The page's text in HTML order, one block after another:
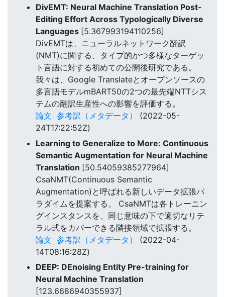
DivEMT: Neural Machine Translation Post-
Editing Effort Across Typologically Diverse
Languages [5.367993194110256]
DivEMTは、ニューラルネットワーク翻訳
(NMT)に関する、タイプ的かつ多様なターゲッ
ト言語に対する初めての公開後研究である。
我々は、Google Translateとオープンソースの
多言語モデルmBART50の2つの最先端NTTシス
テムの翻訳生産性への影響を評価する。
論文 参考訳（メタデータ）
(2022-05-
24T17:22:52Z)
Learning to Generalize to More: Continuous
Semantic Augmentation for Neural Machine
Translation [50.54059385277964]
CsaNMT(Continuous Semantic
Augmentation)と呼ばれる新しいデータ拡張パ
ラダイムを提案する。 CsaNMTは各トレーニン
グインスタンスを、同じ意味の下で適切なリテ
ラル式をカバーできる隣接領域で拡張する。
論文 参考訳（メタデータ）
(2022-04-
14T08:16:28Z)
DEEP: DEnoising Entity Pre-training for
Neural Machine Translation
[123.6686940355937]